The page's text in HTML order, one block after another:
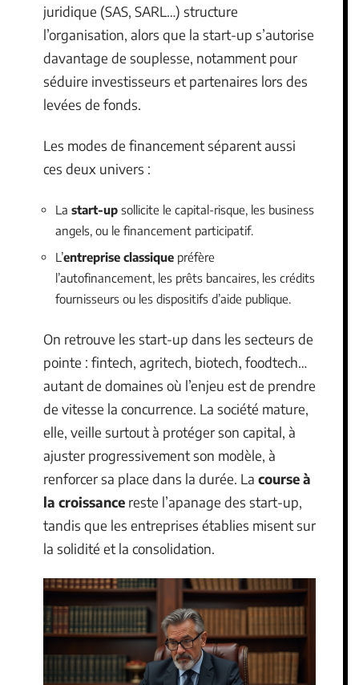
juridique (SAS, SARL…) structure
l’organisation, alors que la start-up s’autorise
davantage de souplesse, notamment pour
séduire investisseurs et partenaires lors des
levées de fonds.
Les modes de financement séparent aussi
ces deux univers :
La start-up sollicite le capital-risque, les business
angels, ou le financement participatif.
L’entreprise classique préfère
l’autofinancement, les prêts bancaires, les crédits
fournisseurs ou les dispositifs d’aide publique.
On retrouve les start-up dans les secteurs de
pointe : fintech, agritech, biotech, foodtech…
autant de domaines où l’enjeu est de prendre
de vitesse la concurrence. La société mature,
elle, veille surtout à protéger son capital, à
ajuster progressivement son modèle, à
renforcer sa place dans la durée. La course à
la croissance reste l’apanage des start-up,
tandis que les entreprises établies misent sur
la solidité et la consolidation.